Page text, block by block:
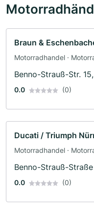
Braun &
Motorradhandel ·
Benno-Strauß-Str.
0.0 (0)
Ducati / Triumph
Motorradhandel ·
Bekleidungsgeschäft ·
Benno-Strauß-
0.0 (0)